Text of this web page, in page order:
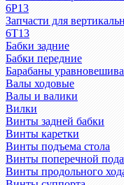
6Р13
Запчасти для
6Т13
Бабки задние
Бабки передние
Барабаны
Валы ходовые
Валы и валики
Вилки
Винты задней бабки
Винты каретки
Винты подъема стола
Винты поперечной
Винты продольного